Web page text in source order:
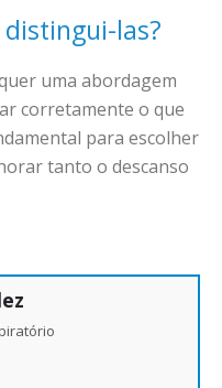
las?
uma abordagem
corretamente o que
para escolher
tanto o descanso